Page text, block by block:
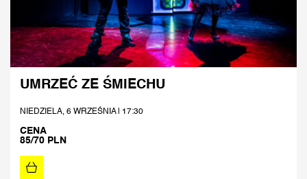
UMRZEĆ ZE ŚMIECHU
NIEDZIELA, 6 WRZEŚNIA | 17:30
CENA
85/70 PLN